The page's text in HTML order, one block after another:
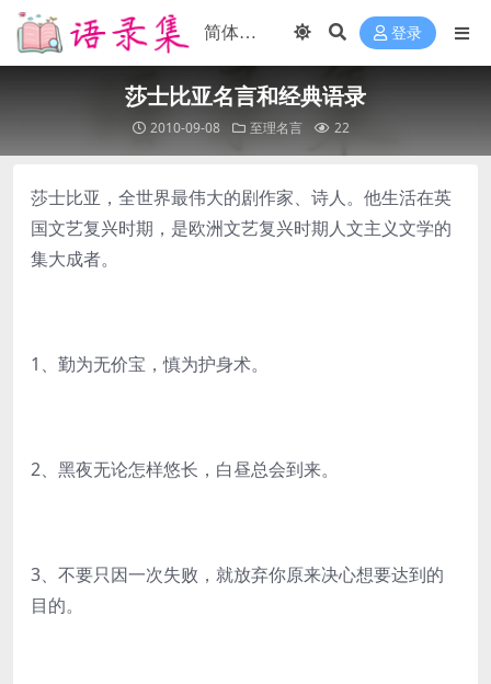
登录
莎士比亚名言和经典语录
2010-09-08 至理名言 22
莎士比亚，全世界最伟大的剧作家、诗人。他生活在英
国文艺复兴时期，是欧洲文艺复兴时期人文主义文学的
集大成者。
1、勤为无价宝，慎为护身术。
2、黑夜无论怎样悠长，白昼总会到来。
3、不要只因一次失败，就放弃你原来决心想要达到的
目的。